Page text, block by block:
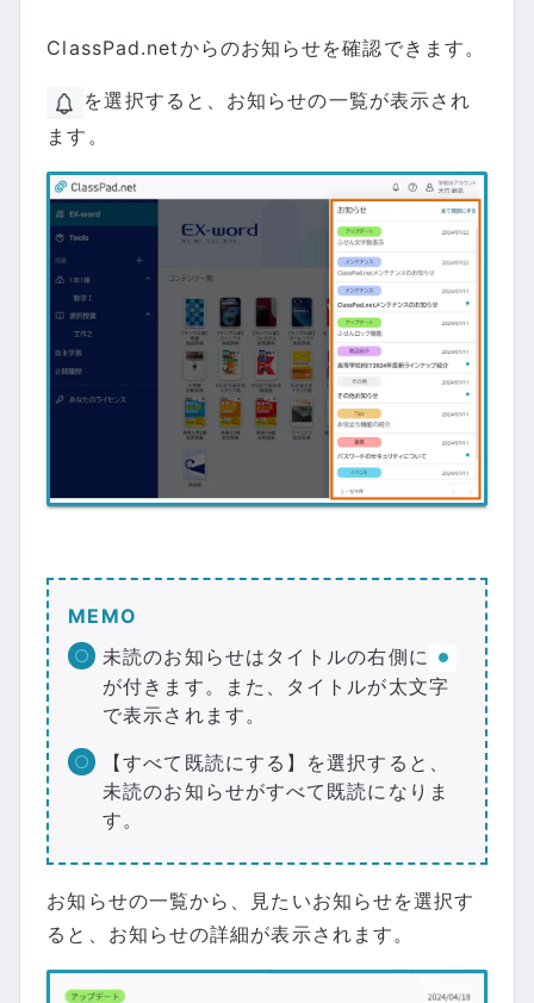
ClassPad.netからのお知らせを確認できます。
を選択すると、お知らせの一覧が表示され
ます。
MEMO
未読のお知らせはタイトルの右側に
が付きます。また、タイトルが太文字
で表示されます。
【すべて既読にする】を選択すると、
未読のお知らせがすべて既読になりま
す。
お知らせの一覧から、見たいお知らせを選択す
ると、お知らせの詳細が表示されます。